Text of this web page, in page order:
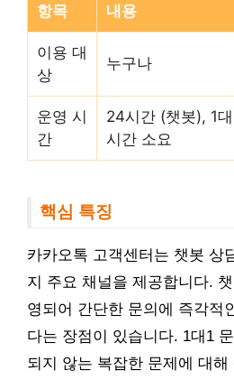
항목 내용
이용 대
상
누구나
운영 시
간
24시간 (챗봇), 1
시간 소요
핵심 특징
카카오톡 고객센터는 챗봇 상
지 주요 채널을 제공합니다.
영되어 간단한 문의에 즉각적
다는 장점이 있습니다. 1대1
되지 않는 복잡한 문제에 대